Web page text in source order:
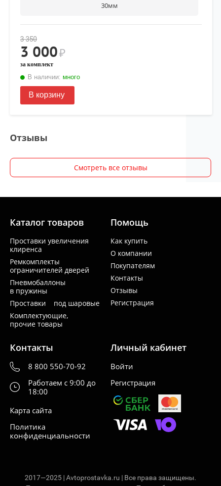
30мм
3 350
3 000₽
за комплект
В наличии: много
В корзину
Отзывы
Смотреть все отзывы
Каталог товаров
Проставки увеличения
клиренса
Ремкомплекты
ограничителей дверей
Пневмобаллоны
в пружины
Проставки под шаровые
Комплектующие,
прочие товары
Помощь
Как купить
О компании
Покупателям
Контакты
Отзывы
Регистрация
Контакты
8 800 550-70-92
Работаем с 9:00 до
18:00
Карта сайта
Политика
конфиденциальности
Личный кабинет
Войти
Регистрация
2017—2025 | Avtoprostavka.ru | Все права защищены.